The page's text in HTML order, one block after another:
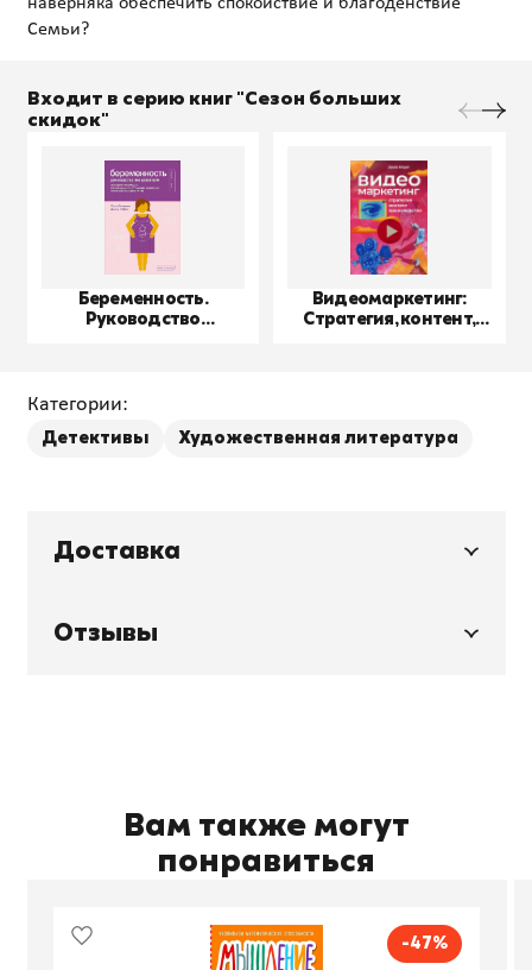
Семьи?
Входит в серию книг "Сезон больших
скидок"
Беременность.
Руководство
Видеомаркетинг:
Стратегия, контент,
Категории:
Детективы Художественная литература
Доставка
Отзывы
Вам также могут
понравиться
-47%